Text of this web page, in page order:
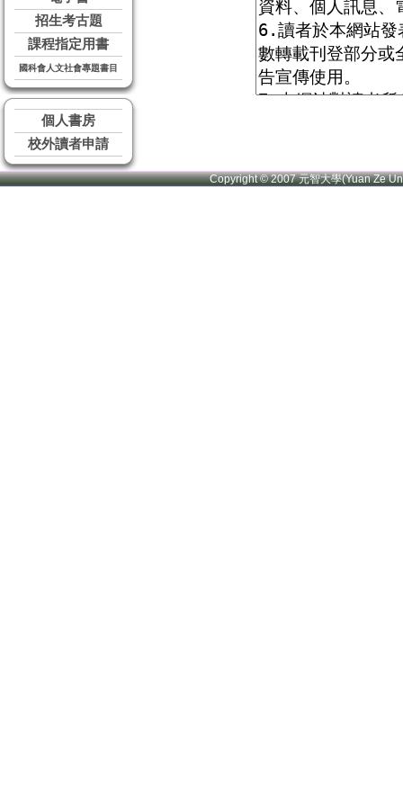
招生考古題
課程指定用書
國科會人文社會專題書目
個人書房
校外讀者申請
Copyright © 2007 元智大學(Yuan Ze